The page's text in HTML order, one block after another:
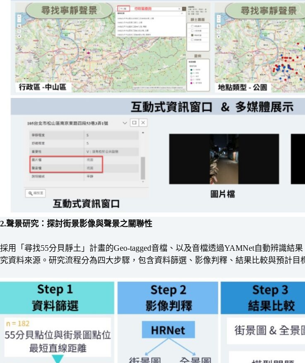
2.聲景研究：探討街景影像與聲景之關聯性
採用「尋找55分貝靜土」計畫的Geo-tagged音檔、以及音檔透過YAMNet自動辨識結
究資料來源。研究流程分為四大步驟，包含資料篩選、影像判釋、結果比較與預計目